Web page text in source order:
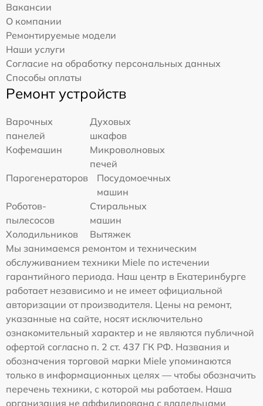
Вакансии
О компании
Ремонтируемые модели
Наши услуги
Согласие на обработку персональных данных
Способы оплаты
Ремонт устройств
Варочных
панелей
Духовых
шкафов
Кофемашин
Микроволновых
печей
Парогенераторов
Посудомоечных
машин
Роботов-
пылесосов
Стиральных
машин
Холодильников
Вытяжек
Мы занимаемся ремонтом и техническим
обслуживанием техники Miele по истечении
гарантийного периода. Наш центр в Екатеринбурге
работает независимо и не имеет официальной
авторизации от производителя. Цены на ремонт,
указанные на сайте, носят исключительно
ознакомительный характер и не являются публичной
офертой согласно п. 2 ст. 437 ГК РФ. Названия и
обозначения торговой марки Miele упоминаются
только в информационных целях — чтобы обозначить
перечень техники, с которой мы работаем. Наша
организация не аффилирована с владельцами